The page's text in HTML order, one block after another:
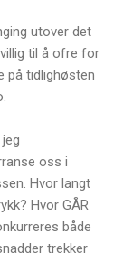
utover det
til å ofre for
på tidlighøsten
oss i
Hvor langt
Hvor GÅR
både
trekker